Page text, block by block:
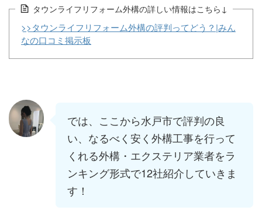
タウンライフリフォーム外構の詳しい情報はこちら↓
>>タウンライフリフォーム外構の評判ってどう？|みん
なの口コミ掲示板
では、ここから水戸市で評判の良
い、なるべく安く外構工事を行って
くれる外構・エクステリア業者をラ
ンキング形式で12社紹介していきま
す！